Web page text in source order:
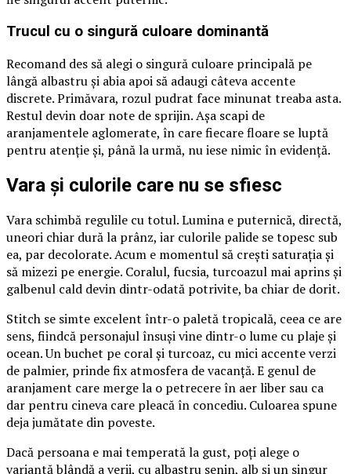
Trucul cu o singură culoare dominantă
Recomand des să alegi o singură culoare principală pe
lângă albastru și abia apoi să adaugi câteva accente
discrete. Primăvara, rozul pudrat face minunat treaba asta.
Restul devin doar note de sprijin. Așa scapi de
aranjamentele aglomerate, în care fiecare floare se luptă
pentru atenție și, până la urmă, nu iese nimic în evidență.
Vara și culorile care nu se sfiesc
Vara schimbă regulile cu totul. Lumina e puternică, directă,
uneori chiar dură la prânz, iar culorile palide se topesc sub
ea, par decolorate. Acum e momentul să crești saturația și
să mizezi pe energie. Coralul, fucsia, turcoazul mai aprins și
galbenul cald devin dintr-odată potrivite, ba chiar de dorit.
Stitch se simte excelent într-o paletă tropicală, ceea ce are
sens, fiindcă personajul însuși vine dintr-o lume cu plaje și
ocean. Un buchet pe coral și turcoaz, cu mici accente verzi
de palmier, prinde fix atmosfera de vacanță. E genul de
aranjament care merge la o petrecere în aer liber sau ca
dar pentru cineva care pleacă în concediu. Culoarea spune
deja jumătate din poveste.
Dacă persoana e mai temperată la gust, poți alege o
variantă blândă a verii, cu albastru senin, alb și un singur